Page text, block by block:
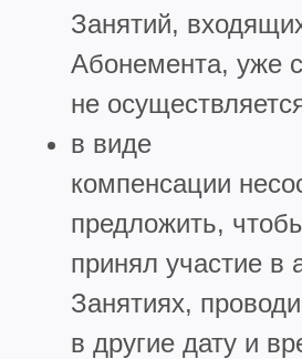
Занятий,
Абонемента, уже
не
в виде
компенсации
предложить,
принял участие в
Занятиях,
в другие дату и